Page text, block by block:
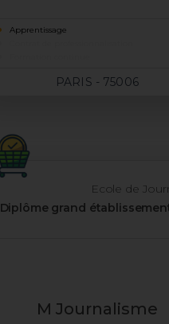
Apprentissage
PARIS - 75006
Ecole de
Diplôme grand
M Journalisme